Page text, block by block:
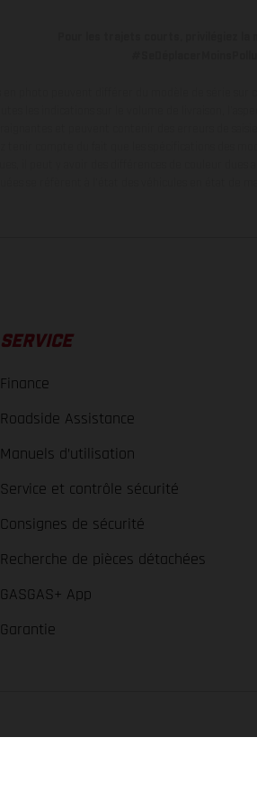
SERVICE
Finance
Roadside Assistance
Manuels d’utilisation
Service et contrôle sécurité
Consignes de sécurité
Recherche de pièces détachées
GASGAS+ App
Garantie